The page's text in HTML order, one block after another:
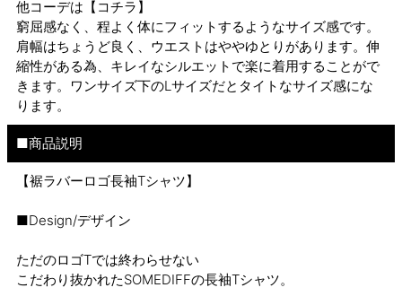
他コーデは 【コチラ】
窮屈感なく、程よく体にフィットするようなサイズ感です。
肩幅はちょうど良く、ウエストはややゆとりがあります。伸
縮性がある為、キレイなシルエットで楽に着用することがで
きます。ワンサイズ下のLサイズだとタイトなサイズ感にな
ります。
■商品説明
【裾ラバーロゴ長袖Tシャツ】
■Design/デザイン
ただのロゴTでは終わらせない
こだわり抜かれたSOMEDIFFの長袖Tシャツ。